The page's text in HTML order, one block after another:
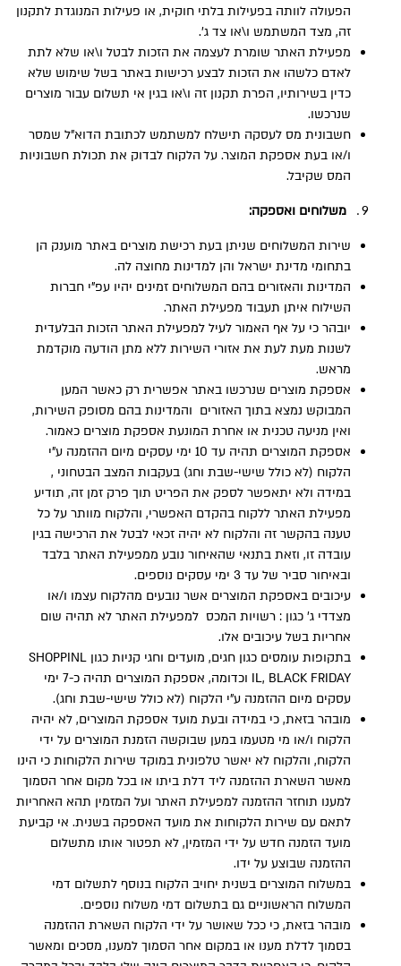
הפעולה לוותה בפעילות בלתי חוקית, או פעילות המנוגדת לתקנון
זה, מצד המשתמש ו\או צד ג’.
מפעילת האתר שומרת לעצמה את הזכות לבטל ו\או שלא לתת
לאדם כלשהו את הזכות לבצע רכישות באתר בשל שימוש שלא
כדין בשירותיו, הפרת תקנון זה ו\או בגין אי תשלום עבור מוצרים
שנרכשו.
חשבונית מס לעסקה תישלח למשתמש לכתובת הדוא”ל שמסר
ו/או בעת אספקת המוצר. על הלקוח לבדוק את תכולת חשבוניות
המס שקיבל.
משלוחים ואספקה:
שירות המשלוחים שניתן בעת רכישת מוצרים באתר מוענק הן
בתחומי מדינת ישראל והן למדינות מחוצה לה.
המדינות והאזורים בהם המשלוחים זמינים יהיו עפ”י חברות
השילוח איתן תעבוד מפעילת האתר.
יובהר כי על אף האמור לעיל למפעילת האתר הזכות הבלעדית
לשנות מעת לעת את אזורי השירות ללא מתן הודעה מוקדמת
מראש.
אספקת מוצרים שנרכשו באתר אפשרית רק כאשר המען
המבוקש נמצא בתוך האזורים והמדינות בהם מסופק השירות,
ואין מניעה טכנית או אחרת המונעת אספקת מוצרים כאמור.
אספקת המוצרים תהיה עד 10 ימי עסקים מיום ההזמנה ע”י
הלקוח (לא כולל שישי-שבת וחג) בעקבות המצב הבטחוני ,
במידה ולא יתאפשר לספק את הפריט תוך פרק זמן זה, תודיע
מפעילת האתר ללקוח בהקדם האפשרי, והלקוח מוותר על כל
טענה בהקשר זה והלקוח לא יהיה זכאי לבטל את הרכישה בגין
עובדה זו, וזאת בתנאי שהאיחור נובע ממפעילת האתר בלבד
ובאיחור סביר של עד 3 ימי עסקים נוספים.
עיכובים באספקת המוצרים אשר נובעים מהלקוח עצמו ו/או
מצדדי ג’ כגון : רשויות המכס למפעילת האתר לא תהיה שום
אחריות בשל עיכובים אלו.
בתקופות עומסים כגון חגים, מועדים וחגי קניות כגון SHOPPINL
IL, BLACK FRIDAY וכדומה, אספקת המוצרים תהיה כ-7 ימי
עסקים מיום ההזמנה ע”י הלקוח (לא כולל שישי-שבת וחג).
מובהר בזאת, כי במידה ובעת מועד אספקת המוצרים, לא יהיה
הלקוח ו/או מי מטעמו במען שבוקשה הזמנת המוצרים על ידי
הלקוח, והלקוח לא יאשר טלפונית במוקד שירות הלקוחות כי הינו
מאשר השארת ההזמנה ליד דלת ביתו או בכל מקום אחר הסמוך
למענו תוחזר ההזמנה למפעילת האתר ועל המזמין תהא האחריות
לתאם עם שירות הלקוחות את מועד האספקה בשנית. אי קביעת
מועד הזמנה חדש על ידי המזמין, לא תפטור אותו מתשלום
ההזמנה שבוצע על ידו.
במשלוח המוצרים בשנית יחויב הלקוח בנוסף לתשלום דמי
המשלוח הראשוניים גם בתשלום דמי משלוח נוספים.
מובהר בזאת, כי ככל שאושר על ידי הלקוח השארת ההזמנה
בסמוך לדלת מענו או במקום אחר הסמוך למענו, מסכים ומאשר